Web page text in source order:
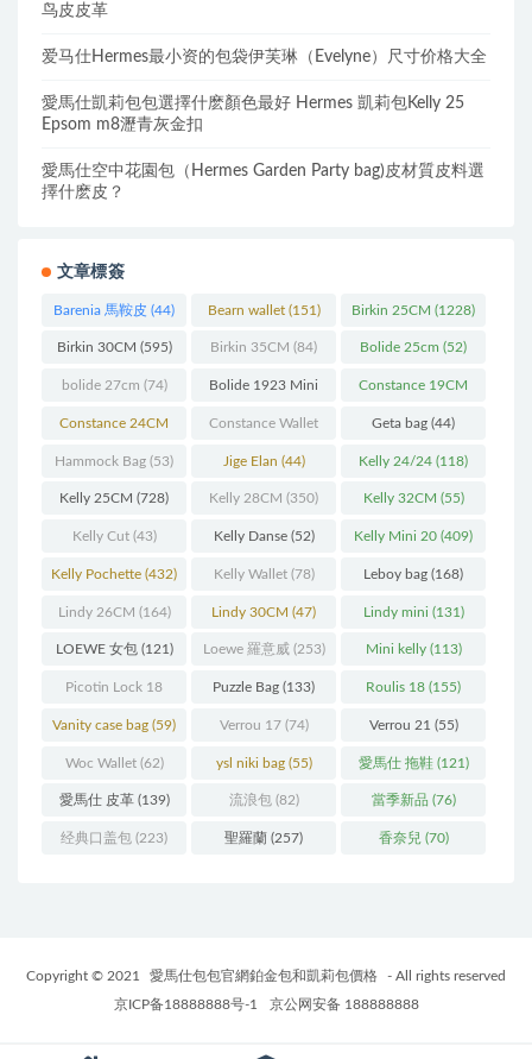
鸟皮皮革
爱马仕Hermes最小资的包袋伊芙琳（Evelyne）尺寸价格大全
愛馬仕凱莉包包選擇什麽顏色最好 Hermes 凱莉包Kelly 25
Epsom m8瀝青灰金扣
愛馬仕空中花園包（Hermes Garden Party bag)皮材質皮料選
擇什麽皮？
文章標簽
Barenia 馬鞍皮 (44) Bearn wallet(151) Birkin 25CM (1228)
Birkin 30CM (595) Birkin 35CM (84) Bolide 25cm (52)
bolide 27cm (74) Bolide 1923 Mini
(93)
Constance 19CM
(571)
Constance 24CM
(216)
Constance Wallet
(60)
Geta bag (44)
Hammock Bag (53) Jige Elan (44) Kelly 24/24 (118)
Kelly 25CM (728) Kelly 28CM (350) Kelly 32CM (55)
Kelly Cut(43) Kelly Danse(52) Kelly Mini 20 (409)
Kelly Pochette (432) Kelly Wallet(78) Leboy bag (168)
Lindy 26CM (164) Lindy 30CM (47) Lindy mini (131)
LOEWE 女包(121) Loewe 羅意威(253) Mini kelly(113)
Picotin Lock 18
(202)
Puzzle Bag (133) Roulis 18 (155)
Vanity case bag (59) Verrou 17(74) Verrou 21 (55)
Woc Wallet(62) ysl niki bag(55) 愛馬仕 拖鞋(121)
愛馬仕 皮革(139) 流浪包(82) 當季新品 (76)
经典口盖包 (223) 聖羅蘭 (257) 香奈兒 (70)
Copyright © 2021 愛馬仕包包官網鉑金包和凱莉包價格
- All rights reserved
京ICP备18888888号-1
京公网安备 188888888